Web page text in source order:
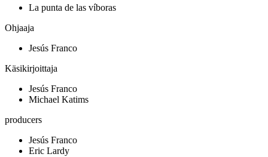
La punta de las víboras
Ohjaaja
Jesús Franco
Käsikirjoittaja
Jesús Franco
Michael Katims
producers
Jesús Franco
Eric Lardy